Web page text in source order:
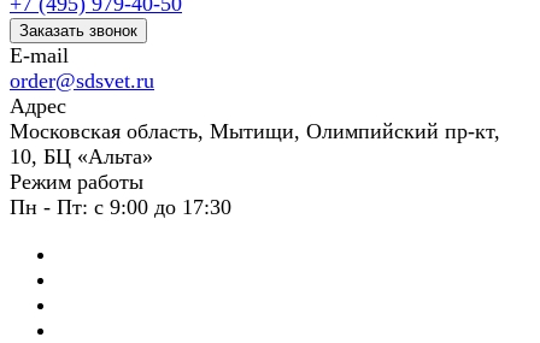
Заказать звонок
E-mail
order@sdsvet.ru
Адрес
Московская область, Мытищи, Олимпийский пр-кт,
10, БЦ «Альта»
Режим работы
Пн - Пт: с 9:00 до 17:30